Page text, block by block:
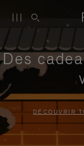
Des
DÉCOUVRIR